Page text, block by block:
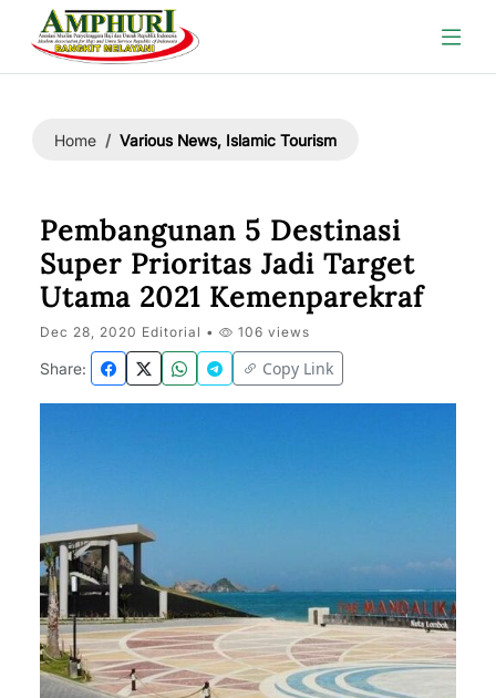
Home Various News, Islamic Tourism
Pembangunan 5 Destinasi
Super Prioritas Jadi Target
Utama 2021 Kemenparekraf
Dec 28, 2020 Editorial • 106 views
Share: Copy Link